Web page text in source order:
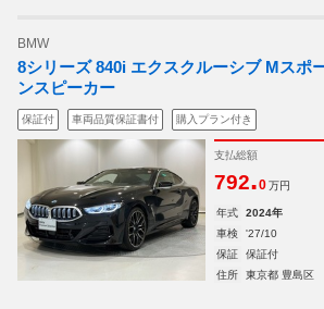
BMW
8シリーズ 840i エクスクルーシブ Mスポ
ンスピーカー
保証付 車両品質保証書付 購入プラン付き
支払総額
792.0 万円
年式 2024年
車検
'27/10
保証
保証付
住所
東京都 豊島区